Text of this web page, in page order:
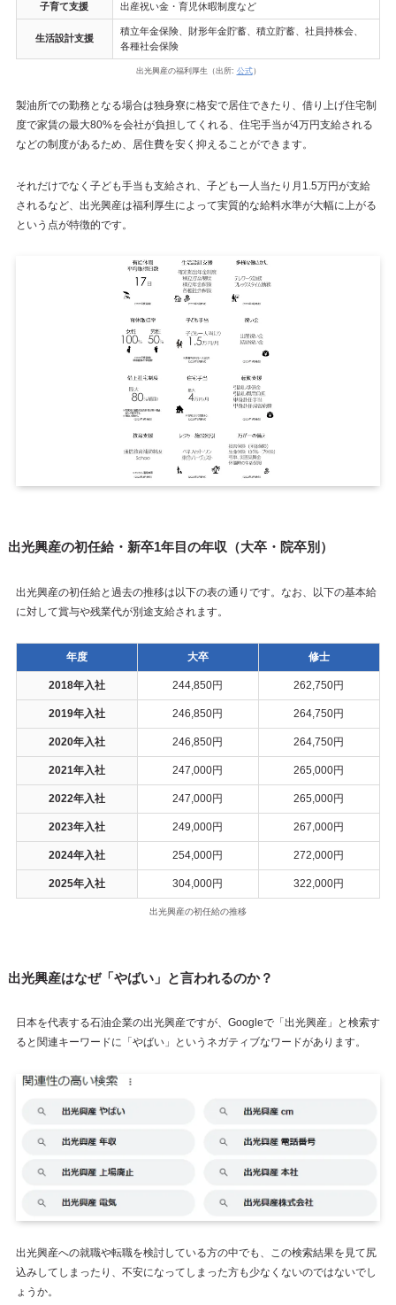
子育て支援 出産祝い金・育児休暇制度など
生活設計支援
積立年金保険、財形年金貯蓄、積立貯蓄、社員持株会、
各種社会保険
出光興産の福利厚生（出所: 公式）
製油所での勤務となる場合は独身寮に格安で居住できたり、借り上げ住宅制
度で家賃の最大80%を会社が負担してくれる、住宅手当が4万円支給される
などの制度があるため、居住費を安く抑えることができます。
それだけでなく子ども手当も支給され、子ども一人当たり月1.5万円が支給
されるなど、出光興産は福利厚生によって実質的な給料水準が大幅に上がる
という点が特徴的です。
出光興産の初任給・新卒1年目の年収（大卒・院卒別）
出光興産の初任給と過去の推移は以下の表の通りです。なお、以下の基本給
に対して賞与や残業代が別途支給されます。
年度 大卒 修士
2018年入社 244,850円 262,750円
2019年入社 246,850円 264,750円
2020年入社 246,850円 264,750円
2021年入社 247,000円 265,000円
2022年入社 247,000円 265,000円
2023年入社 249,000円 267,000円
2024年入社 254,000円 272,000円
2025年入社 304,000円 322,000円
出光興産の初任給の推移
出光興産はなぜ「やばい」と言われるのか？
日本を代表する石油企業の出光興産ですが、Googleで「出光興産」と検索す
ると関連キーワードに「やばい」というネガティブなワードがあります。
出光興産への就職や転職を検討している方の中でも、この検索結果を見て尻
込みしてしまったり、不安になってしまった方も少なくないのではないでし
ょうか。